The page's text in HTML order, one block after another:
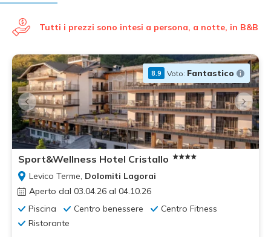
Tutti i prezzi sono intesi a persona, a notte, in B&B
8.9 Voto: Fantastico
Sport&Wellness Hotel Cristallo
Levico Terme, Dolomiti Lagorai
Aperto dal 03.04.26 al 04.10.26
Piscina
Centro benessere
Centro Fitness
Ristorante